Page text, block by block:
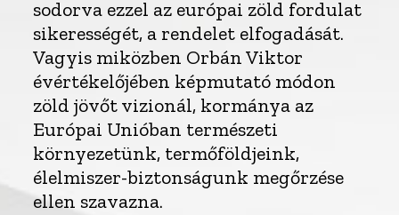
sodorva ezzel az európai zöld fordulat
sikerességét, a rendelet elfogadását.
Vagyis miközben Orbán Viktor
évértékelőjében képmutató módon
zöld jövőt vizionál, kormánya az
Európai Unióban természeti
környezetünk, termőföldjeink,
élelmiszer-biztonságunk megőrzése
ellen szavazna.